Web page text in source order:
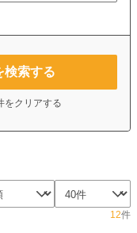
検索する
をクリアする
12件